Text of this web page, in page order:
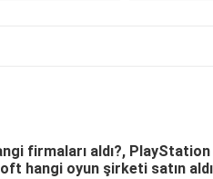
firmaları aldı?,
hangi oyun şirketi satın